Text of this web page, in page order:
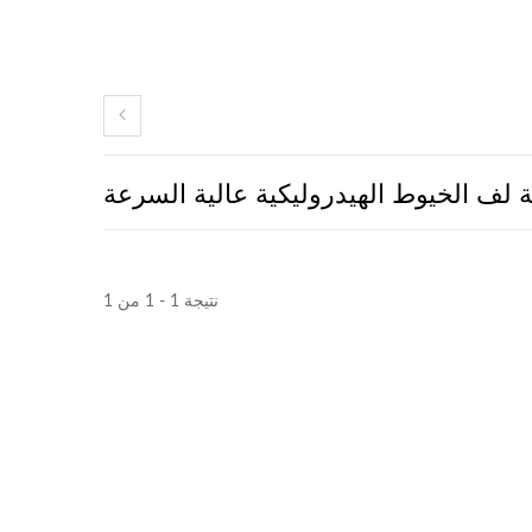
لف الخيوط الهيدروليكية عالية السرعة
نتيجة 1 - 1 من 1